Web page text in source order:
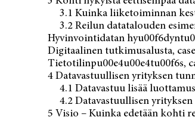
resurssina
2.2 Datan jakaminen
tekona
2.3 Datan hyödyntämisen
ympäristövaikutusten
3 Kohti nykyistä eettisempää
käyttöä ja liiketoimintaa
3.1 Kuinka liiketoiminnan
kestävyyttä voidaan edistää
3.1 Kuinka liiketoiminnan
3.2 Reilun datatalouden
Hyvinvointidatan
Digitaalinen tutkimusalusta,
Tietotilinpu00e4u00e4tu00f6s,
4 Datavastuullisen yrityksen
4.1 Datavastuu lisää
4.2 Datavastuullisen
5 Visio – Kuinka edetään kohti